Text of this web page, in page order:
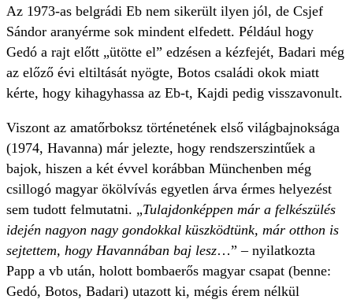
Az 1973-as belgrádi Eb nem sikerült ilyen jól, de Csjef
Sándor aranyérme sok mindent elfedett. Például hogy
Gedó a rajt előtt „ütötte el” edzésen a kézfejét, Badari még
az előző évi eltiltását nyögte, Botos családi okok miatt
kérte, hogy kihagyhassa az Eb-t, Kajdi pedig visszavonult.
Viszont az amatőrboksz történetének első világbajnoksága
(1974, Havanna) már jelezte, hogy rendszerszintűek a
bajok, hiszen a két évvel korábban Münchenben még
csillogó magyar ökölvívás egyetlen árva érmes helyezést
sem tudott felmutatni. „Tulajdonképpen már a felkészülés
idején nagyon nagy gondokkal küszködtünk, már otthon is
sejtettem, hogy Havannában baj lesz…” – nyilatkozta
Papp a vb után, holott bombaerős magyar csapat (benne:
Gedó, Botos, Badari) utazott ki, mégis érem nélkül